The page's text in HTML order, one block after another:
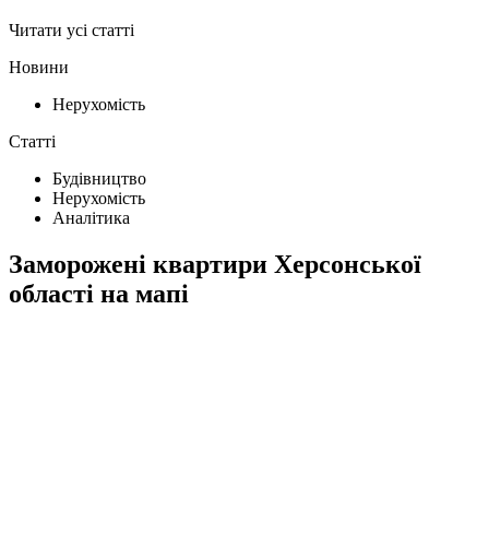
Читати усі статті
Новини
Нерухомість
Статті
Будівництво
Нерухомість
Аналітика
Заморожені квартири Херсонської
області на мапі